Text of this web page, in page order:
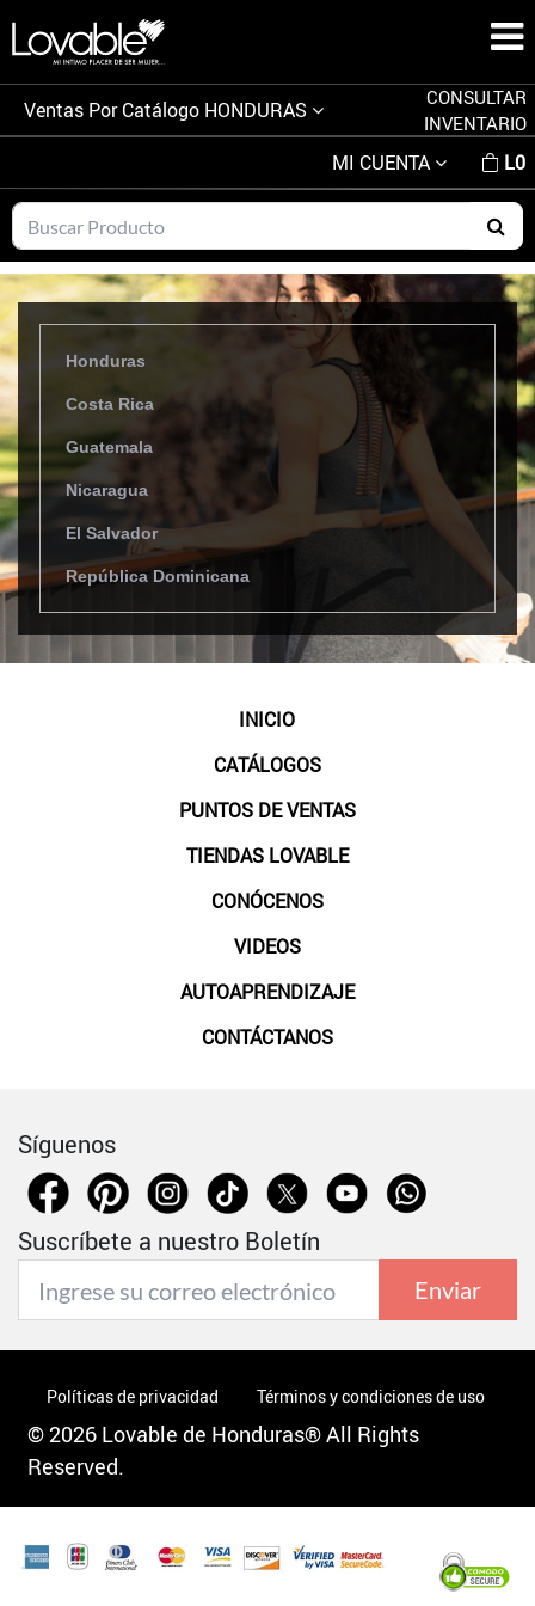
Ventas Por Catálogo HONDURAS
CONSULTAR
INVENTARIO
MI CUENTA L0
Honduras
Costa Rica
Guatemala
Nicaragua
El Salvador
República Dominicana
INICIO
CATÁLOGOS
PUNTOS DE VENTAS
TIENDAS LOVABLE
CONÓCENOS
VIDEOS
AUTOAPRENDIZAJE
CONTÁCTANOS
Síguenos
Suscríbete a nuestro Boletín
Enviar
Políticas de privacidad Términos y condiciones de uso
© 2026 Lovable de Honduras® All Rights
Reserved.